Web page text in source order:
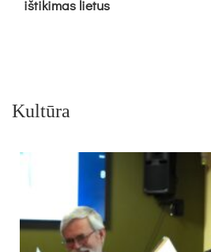
iš­ti­ki­mas lie­tus
Kultūra